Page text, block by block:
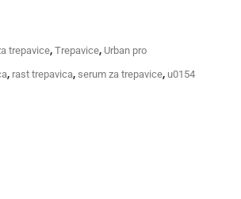
trepavice, Trepavice, Urban pro
, rast trepavica, serum za trepavice, u0154